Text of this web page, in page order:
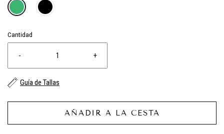
Cantidad
- +
Guía de Tallas
AÑADIR A LA CESTA